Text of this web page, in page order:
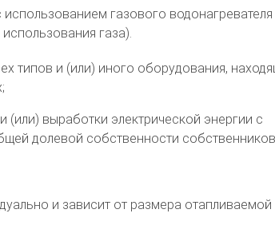
газового водонагревателя
газа).
типов и (или) иного оборудования,
выработки электрической энергии с
долевой собственности собственников
и зависит от размера